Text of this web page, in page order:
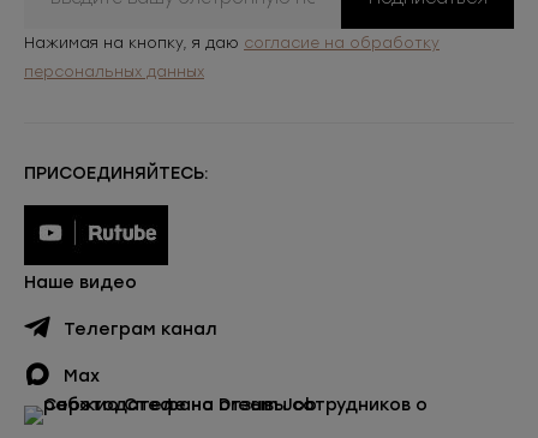
Нажимая на кнопку, я даю согласие на обработку
персональных данных
ПРИСОЕДИНЯЙТЕСЬ:
Наше видео
Телеграм канал
Max